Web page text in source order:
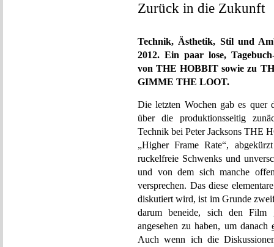
Zurück in die Zukunft
Technik, Ästhetik, Stil und
2012. Ein paar lose,
von THE HOBBIT sowie zu
GIMME THE LOOT.
Die letzten Wochen gab es quer
über die produktionsseitig
Technik bei Peter Jacksons THE
„Higher Frame Rate“,
ruckelfreie Schwenks und
und von dem sich manche
versprechen. Das diese
diskutiert wird, ist im Grunde
darum beneide, sich den Film
angesehen zu haben, um danach
Auch wenn ich die